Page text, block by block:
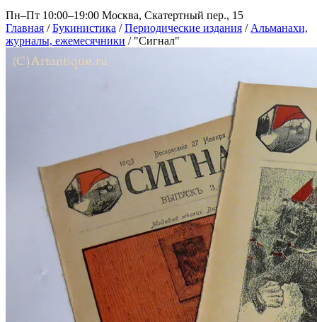
Пн–Пт 10:00–19:00 Москва, Скатертный пер., 15
Главная / Букинистика / Периодические издания / Альманахи,
журналы, ежемесячники / "Сигнал"